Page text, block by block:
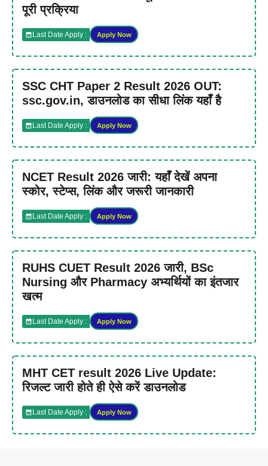
पूरी प्रक्रिया
Last Date Apply : Apply Now
SSC CHT Paper 2 Result 2026 OUT:
ssc.gov.in, डाउनलोड का सीधा लिंक यहाँ है
Last Date Apply : Apply Now
NCET Result 2026 जारी: यहाँ देखें अपना
स्कोर, स्टेप्स, लिंक और जरूरी जानकारी
Last Date Apply : Apply Now
RUHS CUET Result 2026 जारी, BSc
Nursing और Pharmacy अभ्यर्थियों का इंतजार
खत्म
Last Date Apply : Apply Now
MHT CET result 2026 Live Update:
रिजल्ट जारी होते ही ऐसे करें डाउनलोड
Last Date Apply : Apply Now